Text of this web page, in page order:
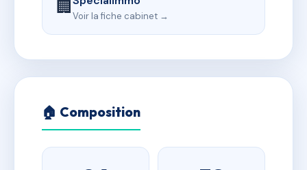
🏢Voir la fiche cabinet →
🏠 Composition